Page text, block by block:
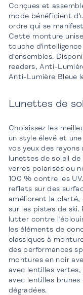
Conçues et
mode bénéficient
ordre qui se
Cette monture
touche
d'ensembles.
readers, Anti-
Anti-Lumière Bleue
Lunettes de
Choisissez les
un style élevé et
vos yeux des
lunettes de soleil
verres polarisés ou
100 % contre les
reflets sur des
améliorent la clarté,
sur les pistes de ski.
lutter contre
les éléments de
classiques à
des performances
montures en noir
avec lentilles
avec lentilles
dégradées.